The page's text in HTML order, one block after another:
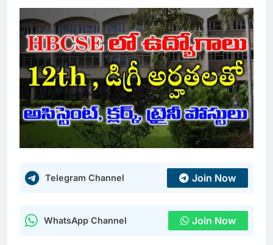
Telegram Channel Join Now
WhatsApp Channel Join Now